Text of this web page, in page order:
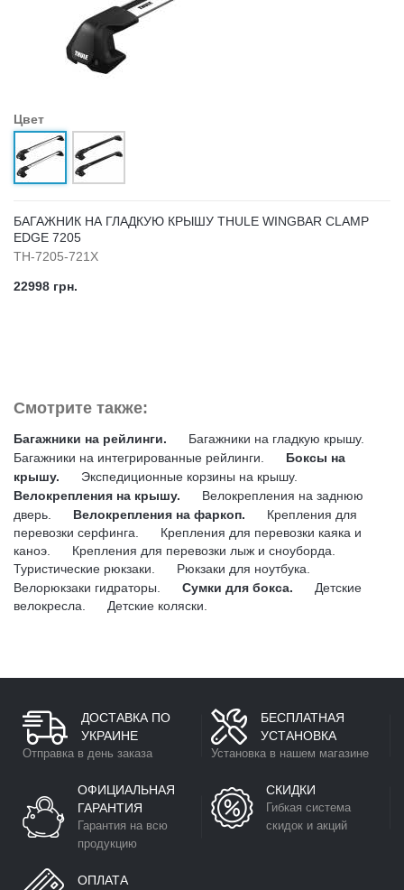
Цвет
БАГАЖНИК НА ГЛАДКУЮ КРЫШУ THULE WINGBAR CLAMP
EDGE 7205
TH-7205-721X
22998 грн.
Смотрите также:
Багажники на рейлинги.
Багажники на гладкую крышу.
Багажники на интегрированные рейлинги.
Боксы на
крышу.
Экспедиционные корзины на крышу.
Велокрепления на крышу.
Велокрепления на заднюю
дверь.
Велокрепления на фаркоп.
Крепления для
перевозки серфинга.
Крепления для перевозки каяка и
каноэ.
Крепления для перевозки лыж и сноуборда.
Туристические рюкзаки.
Рюкзаки для ноутбука.
Велорюкзаки гидраторы.
Сумки для бокса.
Детские
велокресла.
Детские коляски.
ДОСТАВКА ПО
УКРАИНЕ
Отправка в день заказа
БЕСПЛАТНАЯ
УСТАНОВКА
Установка в нашем магазине
ОФИЦИАЛЬНАЯ
ГАРАНТИЯ
Гарантия на всю
продукцию
СКИДКИ
Гибкая система
скидок и акций
ОПЛАТА